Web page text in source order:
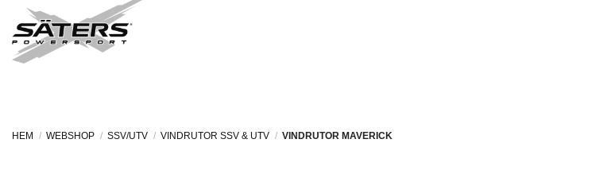
content
HEM / WEBSHOP / SSV/UTV / VINDRUTOR SSV & UTV / VINDRUTOR MAVERICK